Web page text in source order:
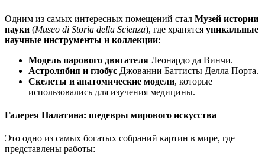
Одним из самых интересных помещений стал Музей истории
науки (Museo di Storia della Scienza), где хранятся уникальные
научные инструменты и коллекции:
Модель парового двигателя Леонардо да Винчи.
Астролябия и глобус Джованни Баттисты Делла Порта.
Скелеты и анатомические модели, которые
использовались для изучения медицины.
Галерея Палатина: шедевры мирового искусства
Это одно из самых богатых собраний картин в мире, где
представлены работы: